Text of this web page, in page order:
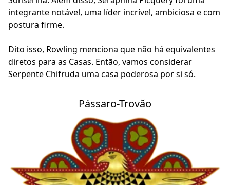
integrante notável, uma líder incrível, ambiciosa e com
postura firme.
Dito isso, Rowling menciona que não há equivalentes
diretos para as Casas. Então, vamos considerar
Serpente Chifruda uma casa poderosa por si só.
Pássaro-Trovão